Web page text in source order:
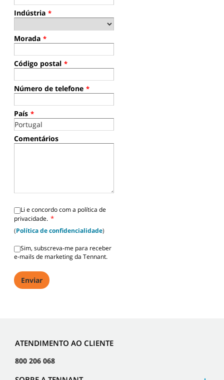
Indústria *
Morada *
Código postal *
Número de telefone *
País *
Comentários
Li e concordo com a política de
privacidade. *
(Política de confidencialidade)
Sim, subscreva-me para receber
e-mails de marketing da Tennant.
ATENDIMENTO AO CLIENTE
800 206 068